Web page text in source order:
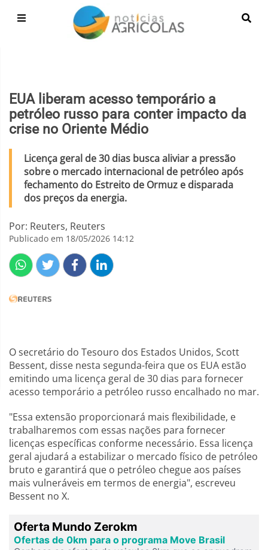
EUA liberam acesso temporário a
petróleo russo para conter impacto da
crise no Oriente Médio
Licença geral de 30 dias busca aliviar a pressão
sobre o mercado internacional de petróleo após
fechamento do Estreito de Ormuz e disparada
dos preços da energia.
Por: Reuters, Reuters
Publicado em 18/05/2026 14:12
O secretário do Tesouro dos Estados Unidos, Scott
Bessent, disse nesta segunda-feira que os EUA estão
emitindo uma licença geral de 30 dias para fornecer
acesso temporário a petróleo russo encalhado no mar.
"Essa extensão proporcionará mais flexibilidade, e
trabalharemos com essas nações para fornecer
licenças específicas conforme necessário. Essa licença
geral ajudará a estabilizar o mercado físico de petróleo
bruto e garantirá que o petróleo chegue aos países
mais vulneráveis em termos de energia", escreveu
Bessent no X.